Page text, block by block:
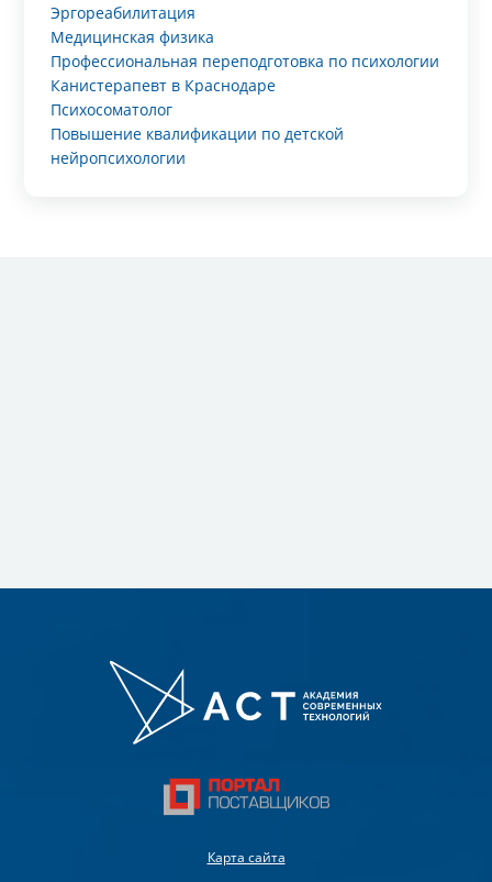
Эргореабилитация
Медицинская физика
Профессиональная переподготовка по психологии
Канистерапевт в Краснодаре
Психосоматолог
Повышение квалификации по детской
нейропсихологии
Карта сайта